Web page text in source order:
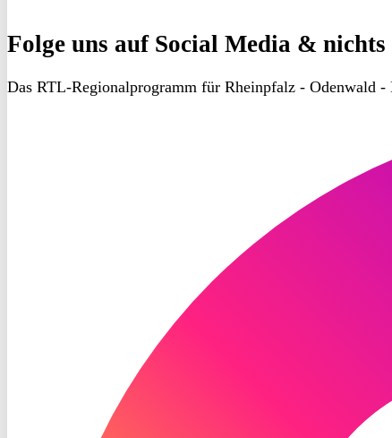
Folge uns auf Social Media & nichts
Das RTL-Regionalprogramm für Rheinpfalz - Odenwald -